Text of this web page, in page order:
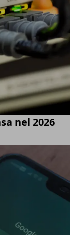
nel 2026